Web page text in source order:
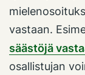
vastaan.
säästöjä
osallistujan